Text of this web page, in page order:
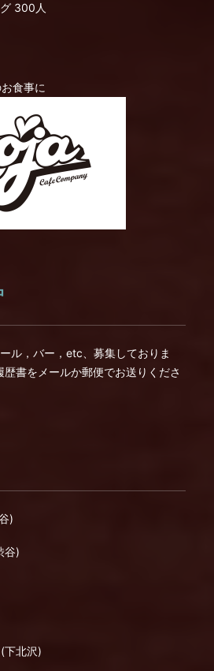
300人
食事に
ル，バー，etc、募集しておりま
書をメールか郵便でお送りくださ
)
谷)
(下北沢)